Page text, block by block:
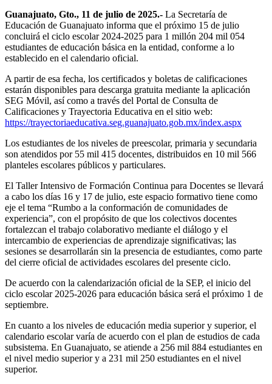
Guanajuato, Gto., 11 de julio de 2025.- La Secretaría de
Educación de Guanajuato informa que el próximo 15 de julio
concluirá el ciclo escolar 2024-2025 para 1 millón 204 mil 054
estudiantes de educación básica en la entidad, conforme a lo
establecido en el calendario oficial.
A partir de esa fecha, los certificados y boletas de calificaciones
estarán disponibles para descarga gratuita mediante la aplicación
SEG Móvil, así como a través del Portal de Consulta de
Calificaciones y Trayectoria Educativa en el sitio web:
https://trayectoriaeducativa.seg.guanajuato.gob.mx/index.aspx
Los estudiantes de los niveles de preescolar, primaria y secundaria
son atendidos por 55 mil 415 docentes, distribuidos en 10 mil 566
planteles escolares públicos y particulares.
El Taller Intensivo de Formación Continua para Docentes se llevará
a cabo los días 16 y 17 de julio, este espacio formativo tiene como
eje el tema “Rumbo a la conformación de comunidades de
experiencia”, con el propósito de que los colectivos docentes
fortalezcan el trabajo colaborativo mediante el diálogo y el
intercambio de experiencias de aprendizaje significativas; las
sesiones se desarrollarán sin la presencia de estudiantes, como parte
del cierre oficial de actividades escolares del presente ciclo.
De acuerdo con la calendarización oficial de la SEP, el inicio del
ciclo escolar 2025-2026 para educación básica será el próximo 1 de
septiembre.
En cuanto a los niveles de educación media superior y superior, el
calendario escolar varía de acuerdo con el plan de estudios de cada
subsistema. En Guanajuato, se atiende a 256 mil 884 estudiantes en
el nivel medio superior y a 231 mil 250 estudiantes en el nivel
superior.